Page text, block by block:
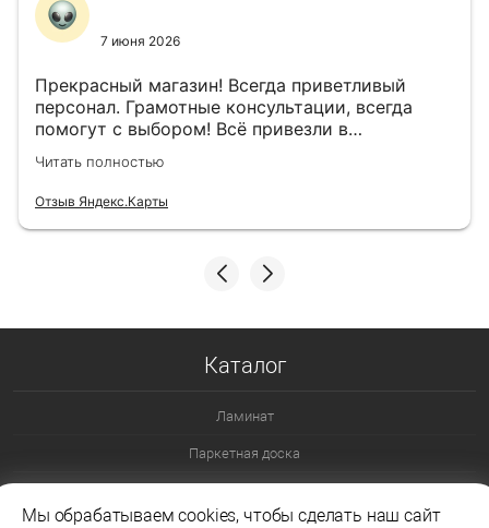
7 июня 2026
Прекрасный магазин! Всегда приветливый
персонал. Грамотные консультации, всегда
помогут с выбором! Всё привезли в
назначенный день!
Читать полностью
Отзыв Яндекс.Карты
Каталог
Ламинат
Паркетная доска
Мы обрабатываем cookies, чтобы сделать наш сайт